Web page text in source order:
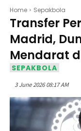
Home Sepakbola
Transfer
Madrid,
Mendarat
SEPAKBOLA
3 June 2026 08:17 AM